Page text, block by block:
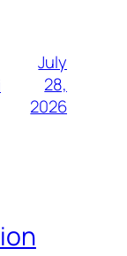
July
28,
2026